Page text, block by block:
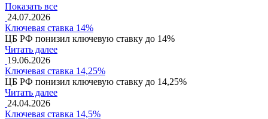
Показать все
24.07.2026
Ключевая ставка 14%
ЦБ РФ понизил ключевую ставку до 14%
Читать далее
19.06.2026
Ключевая ставка 14,25%
ЦБ РФ понизил ключевую ставку до 14,25%
Читать далее
24.04.2026
Ключевая ставка 14,5%